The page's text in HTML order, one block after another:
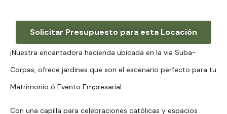
Solicitar Presupuesto para esta Locación
¡Nuestra encantadora hacienda ubicada en la via Suba-
Corpas, ofrece jardines que son el escenario perfecto para tu
Matrimonio ó Evento Empresarial.
Con una capilla para celebraciones católicas y espacios